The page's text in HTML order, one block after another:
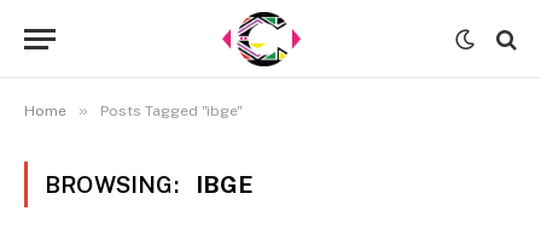
Home » Posts Tagged "ibge"
BROWSING: IBGE